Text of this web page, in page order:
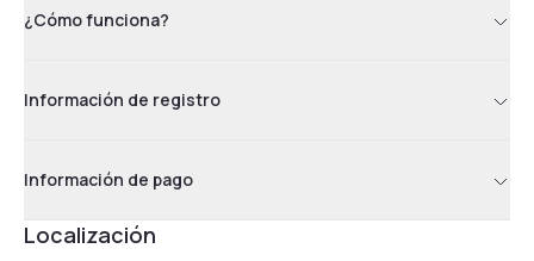
¿Cómo funciona?
Información de registro
Información de pago
Localización